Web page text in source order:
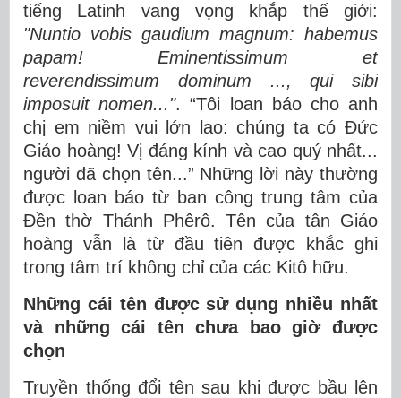
tiếng Latinh vang vọng khắp thế giới:
"Nuntio vobis gaudium magnum: habemus
papam! Eminentissimum et
reverendissimum dominum ..., qui sibi
imposuit nomen...". “Tôi loan báo cho anh
chị em niềm vui lớn lao: chúng ta có Đức
Giáo hoàng! Vị đáng kính và cao quý nhất...
người đã chọn tên...” Những lời này thường
được loan báo từ ban công trung tâm của
Đền thờ Thánh Phêrô. Tên của tân Giáo
hoàng vẫn là từ đầu tiên được khắc ghi
trong tâm trí không chỉ của các Kitô hữu.
Những cái tên được sử dụng nhiều nhất
và những cái tên chưa bao giờ được
chọn
Truyền thống đổi tên sau khi được bầu lên